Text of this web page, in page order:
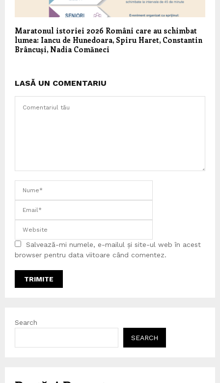
Maratonul istoriei 2026 Români care au schimbat
lumea: Iancu de Hunedoara, Spiru Haret, Constantin
Brâncuși, Nadia Comăneci
LASĂ UN COMENTARIU
Salvează-mi numele, e-mailul și site-ul web în acest
browser pentru data viitoare când comentez.
Search
SEARCH